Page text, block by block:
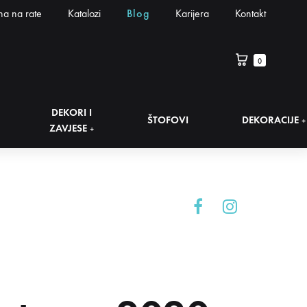
na rate Katalozi Blog Karijera Kontakt
0
DEKORI I
ZAVJESE +
ŠTOFOVI DEKORACIJE +
FacebookInstagram